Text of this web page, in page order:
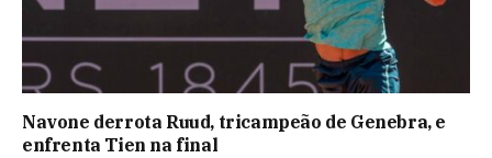
Navone derrota Ruud, tricampeão de Genebra, e
enfrenta Tien na final